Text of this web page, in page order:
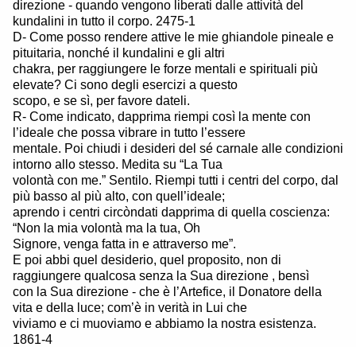
direzione - quando vengono liberati dalle attività del
kundalini in tutto il corpo. 2475-1
D- Come posso rendere attive le mie ghiandole pineale e
pituitaria, nonché il kundalini e gli altri
chakra, per raggiungere le forze mentali e spirituali più
elevate? Ci sono degli esercizi a questo
scopo, e se sì, per favore dateli.
R- Come indicato, dapprima riempi così la mente con
l’ideale che possa vibrare in tutto l’essere
mentale. Poi chiudi i desideri del sé carnale alle condizioni
intorno allo stesso. Medita su “La Tua
volontà con me.” Sentilo. Riempi tutti i centri del corpo, dal
più basso al più alto, con quell’ideale;
aprendo i centri circòndati dapprima di quella coscienza:
“Non la mia volontà ma la tua, Oh
Signore, venga fatta in e attraverso me”.
E poi abbi quel desiderio, quel proposito, non di
raggiungere qualcosa senza la Sua direzione , bensì
con la Sua direzione - che è l’Artefice, il Donatore della
vita e della luce; com’è in verità in Lui che
viviamo e ci muoviamo e abbiamo la nostra esistenza.
1861-4